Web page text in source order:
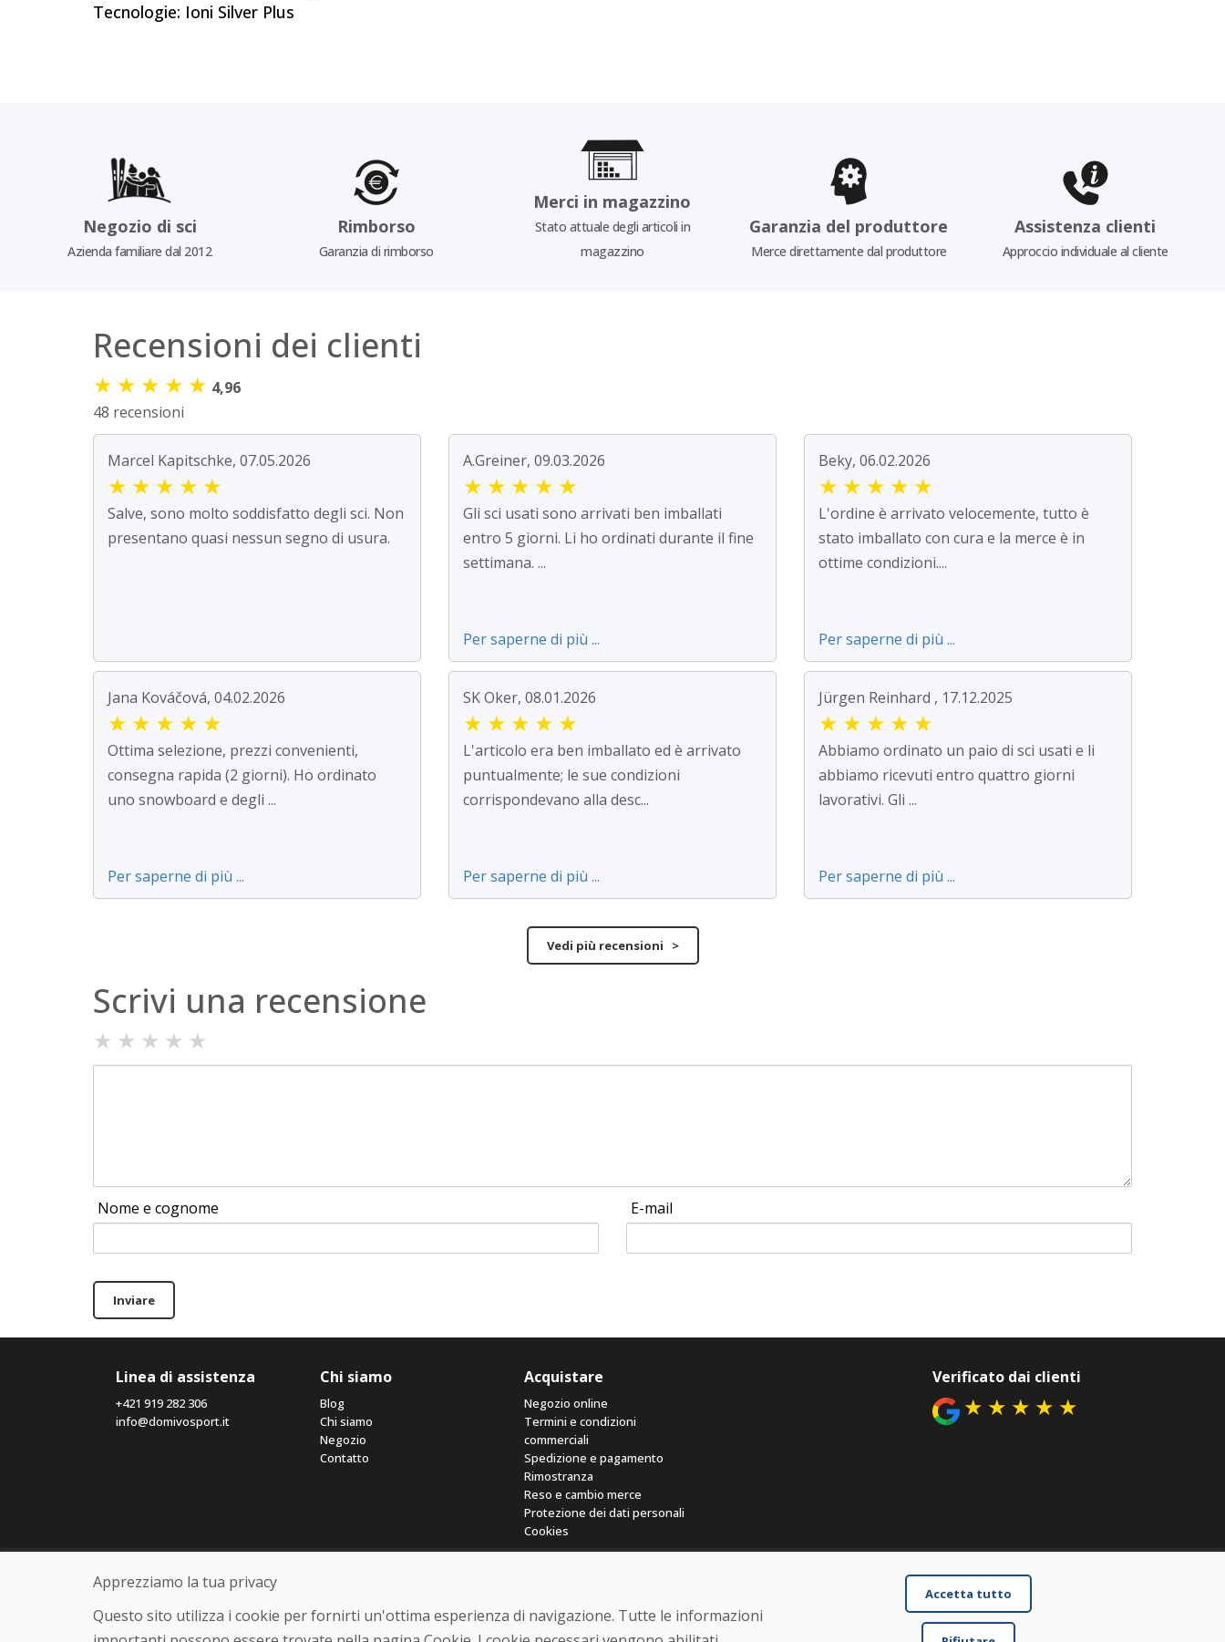
Tecnologie: Ioni Silver Plus
Negozio di sci
Azienda familiare dal 2012
Rimborso
Garanzia di rimborso
Merci in magazzino
Stato attuale degli articoli in
magazzino
Garanzia del produttore
Merce direttamente dal produttore
Assistenza clienti
Approccio individuale al cliente
Recensioni dei clienti
★ ★ ★ ★ ★ 4,96
48 recensioni
Marcel Kapitschke, 07.05.2026
★ ★ ★ ★ ★
Salve, sono molto soddisfatto degli sci. Non
presentano quasi nessun segno di usura.
A.Greiner, 09.03.2026
★ ★ ★ ★ ★
Gli sci usati sono arrivati ben imballati
entro 5 giorni. Li ho ordinati durante il fine
settimana. ...
Per saperne di più ...
Beky, 06.02.2026
★ ★ ★ ★ ★
L'ordine è arrivato velocemente, tutto è
stato imballato con cura e la merce è in
ottime condizioni....
Per saperne di più ...
Jana Kováčová, 04.02.2026
★ ★ ★ ★ ★
Ottima selezione, prezzi convenienti,
consegna rapida (2 giorni). Ho ordinato
uno snowboard e degli ...
Per saperne di più ...
SK Oker, 08.01.2026
★ ★ ★ ★ ★
L'articolo era ben imballato ed è arrivato
puntualmente; le sue condizioni
corrispondevano alla desc...
Per saperne di più ...
Jürgen Reinhard , 17.12.2025
★ ★ ★ ★ ★
Abbiamo ordinato un paio di sci usati e li
abbiamo ricevuti entro quattro giorni
lavorativi. Gli ...
Per saperne di più ...
Vedi più recensioni >
Scrivi una recensione
★ ★ ★ ★ ★
Nome e cognome E-mail
Inviare
Linea di assistenza
+421 919 282 306
info@domivosport.it
Chi siamo
Blog
Chi siamo
Negozio
Contatto
Acquistare
Negozio online
Termini e condizioni
commerciali
Spedizione e pagamento
Rimostranza
Reso e cambio merce
Protezione dei dati personali
Cookies
Verificato dai clienti
★ ★ ★ ★ ★
Apprezziamo la tua privacy
Questo sito utilizza i cookie per fornirti un'ottima esperienza di navigazione. Tutte le informazioni
Accetta tutto